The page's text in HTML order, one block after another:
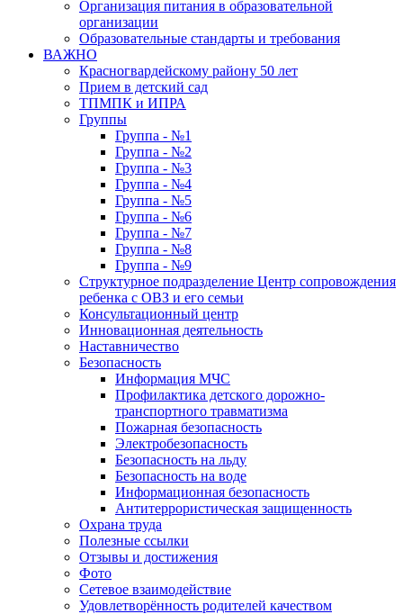
Организация питания в образовательной
организации
Образовательные стандарты и требования
ВАЖНО
Красногвардейскому району 50 лет
Прием в детский сад
ТПМПК и ИПРА
Группы
Группа - №1
Группа - №2
Группа - №3
Группа - №4
Группа - №5
Группа - №6
Группа - №7
Группа - №8
Группа - №9
Структурное подразделение Центр сопровождения
ребенка с ОВЗ и его семьи
Консультационный центр
Инновационная деятельность
Наставничество
Безопасность
Информация МЧС
Профилактика детского дорожно-
транспортного травматизма
Пожарная безопасность
Электробезопасность
Безопасность на льду
Безопасность на воде
Информационная безопасность
Антитеррористическая защищенность
Охрана труда
Полезные ссылки
Отзывы и достижения
Фото
Сетевое взаимодействие
Удовлетворённость родителей качеством